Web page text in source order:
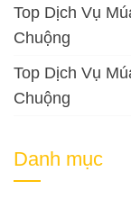
Top Dịch Vụ
Chuộng
Top Dịch Vụ
Chuộng
Danh mục